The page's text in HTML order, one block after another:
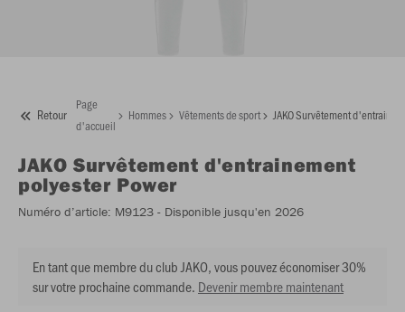
Retour
Page
d'accueil
Hommes Vêtements de sport JAKO Survêtement
JAKO Survêtement d'entrainement
polyester Power
Numéro d’article: M9123 - Disponible jusqu'en 2026
En tant que membre du club JAKO, vous pouvez économiser 30%
sur votre prochaine commande. Devenir membre maintenant